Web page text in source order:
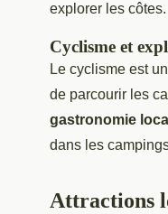
explorer les côtes.
Cyclisme et
Le cyclisme est
de parcourir les
gastronomie
dans les
Attractions